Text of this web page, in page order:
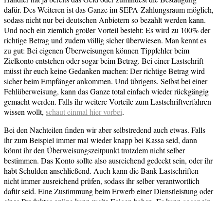
dafür. Des Weiteren ist das Ganze im SEPA-Zahlungsraum möglich,
sodass nicht nur bei deutschen Anbietern so bezahlt werden kann.
Und noch ein ziemlich großer Vorteil besteht: Es wird zu 100% der
richtige Betrag und zudem völlig sicher überwiesen. Man kennt es
zu gut: Bei eigenen Überweisungen können Tippfehler beim
Zielkonto entstehen oder sogar beim Betrag. Bei einer Lastschrift
müsst ihr euch keine Gedanken machen: Der richtige Betrag wird
sicher beim Empfänger ankommen. Und übrigens. Selbst bei einer
Fehlüberweisung, kann das Ganze total einfach wieder rückgängig
gemacht werden. Falls ihr weitere Vorteile zum Lastschriftverfahren
wissen wollt, schaut einmal hier vorbei.
Bei den Nachteilen finden wir aber selbstredend auch etwas. Falls
ihr zum Beispiel immer mal wieder knapp bei Kassa seid, dann
könnt ihr den Überweisungszeitpunkt trotzdem nicht selber
bestimmen. Das Konto sollte also ausreichend gedeckt sein, oder ihr
habt Schulden anschließend. Auch kann die Bank Lastschriften
nicht immer ausreichend prüfen, sodass ihr selber verantwortlich
dafür seid. Eine Zustimmung beim Erwerb einer Dienstleistung oder